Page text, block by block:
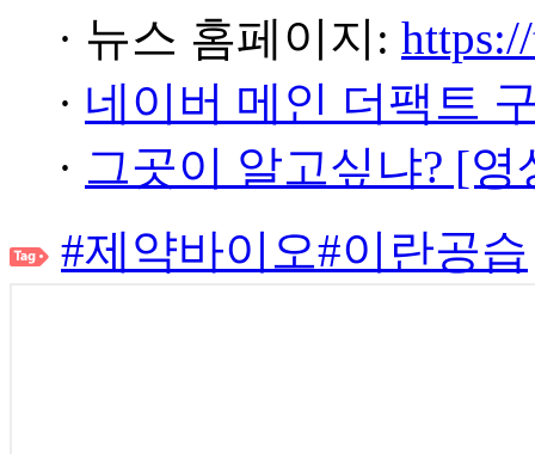
· 뉴스 홈페이지:
· 네이버 메인 더팩트
· 그곳이 알고싶냐? [
#제약바이오#이란공습